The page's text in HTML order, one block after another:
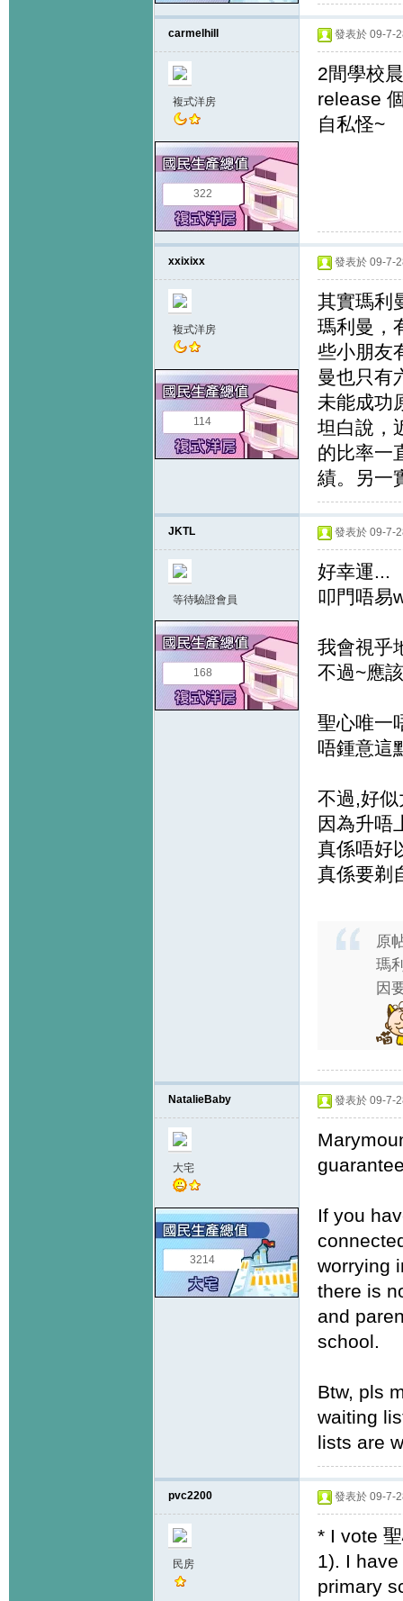
carmelhill
複式洋房
322
發表於 09-7-
2間學校
release
自私怪~
xxixixx
複式洋房
114
發表於 09-7-
其實瑪利
瑪利曼，
些小朋友
曼也只有
未能成功
坦白說，
的比率一
績。另一
JKTL
等待驗證會員
168
發表於 09-7-
好幸運...
叩門唔易
我會視乎
不過~應
聖心唯一
唔鍾意這
不過,好
因為升唔
真係唔好
真係要剃
原
瑪
因
NatalieBaby
大宅
3214
發表於 09-7-
If you
worrying
there is
and
school.
Btw, pls
waiting
lists are
pvc2200
民房
發表於 09-7-
* I vote
1). I
primary